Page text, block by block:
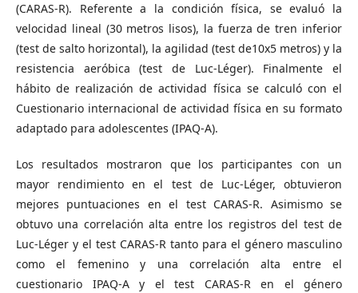
(CARAS-R). Referente a la condición física, se evaluó la
velocidad lineal (30 metros lisos), la fuerza de tren inferior
(test de salto horizontal), la agilidad (test de10x5 metros) y la
resistencia aeróbica (test de Luc-Léger). Finalmente el
hábito de realización de actividad física se calculó con el
Cuestionario internacional de actividad física en su formato
adaptado para adolescentes (IPAQ-A).
Los resultados mostraron que los participantes con un
mayor rendimiento en el test de Luc-Léger, obtuvieron
mejores puntuaciones en el test CARAS-R. Asimismo se
obtuvo una correlación alta entre los registros del test de
Luc-Léger y el test CARAS-R tanto para el género masculino
como el femenino y una correlación alta entre el
cuestionario IPAQ-A y el test CARAS-R en el género